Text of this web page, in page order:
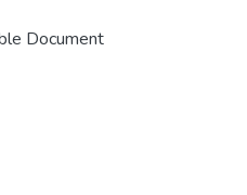
Document